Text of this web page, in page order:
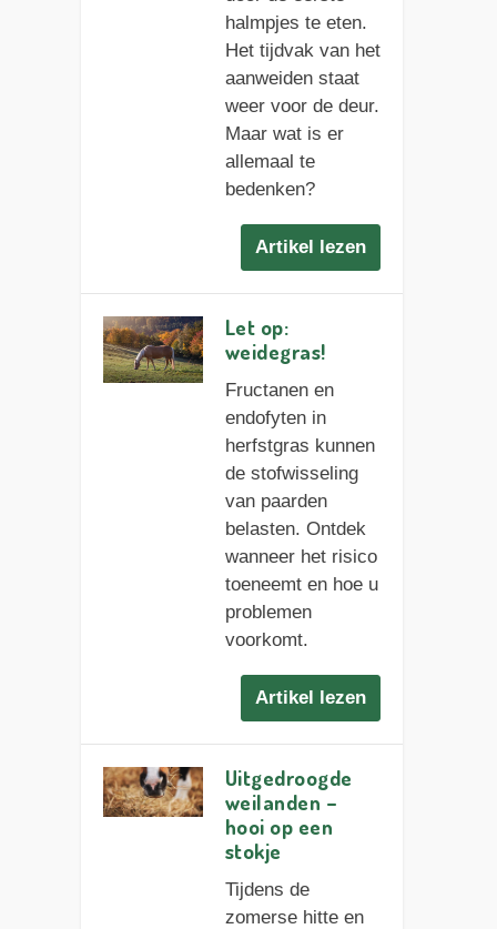
halmpjes te eten.
Het tijdvak van het
aanweiden staat
weer voor de deur.
Maar wat is er
allemaal te
bedenken?
Artikel lezen
Let op:
weidegras!
Fructanen en
endofyten in
herfstgras kunnen
de stofwisseling
van paarden
belasten. Ontdek
wanneer het risico
toeneemt en hoe u
problemen
voorkomt.
Artikel lezen
Uitgedroogde
weilanden –
hooi op een
stokje
Tijdens de
zomerse hitte en